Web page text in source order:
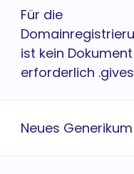
Für die
ist kein Dokument
erforderlich .gives
Neues Generikum